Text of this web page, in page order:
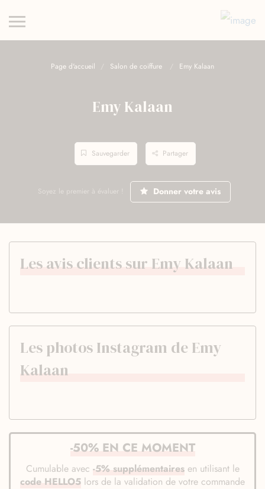
Page d'accueil Salon de coiffure Emy Kalaan
Emy Kalaan
Sauvegarder Partager
Soyez le premier à évaluer ! Donner votre avis
Les avis clients sur Emy Kalaan
Les photos Instagram de Emy
Kalaan
-50% EN CE MOMENT
Cumulable avec -5% supplémentairesen utilisant le
code HELLO5 lors de la validation de votre commande